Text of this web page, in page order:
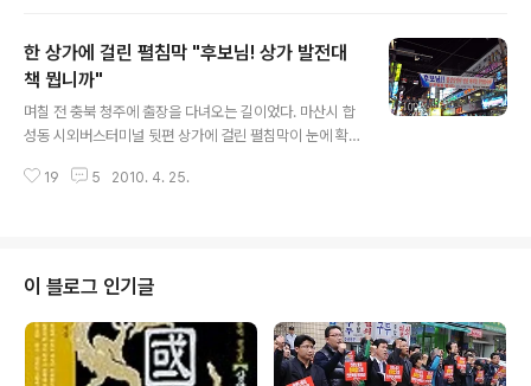
시를 타게 되었습니다. 이 택시 기사 님에 따르면 마산 창원
에 전체 택시 대수가 약 4500대쯤 되는데, 대략 1000대
가까이 최근들어 카드결제기를 달았다고 하더군요. 그 중
에서도 개인택시들이 모여서 만든 브랜드택시인 '영콜'은
법인택시 중에서도 창원콜택시가 이걸 설치했다고 하더군
한 상가에 걸린 펼침막 "후보님! 상가 발전대
책 뭡니까"
며칠 전 충북 청주에 출장을 다녀오는 길이었다. 마산시 합
성동 시외버스터미널 뒷편 상가에 걸린 펼침막이 눈에 확
내리고 사진을 찍었다. "후보님, 합성상권의 발전대책은 무
자 자신의 처지에서 가장 도움이 될만한 후보자를 가려낼
수 있는 방법 중 하나였기 때문이다. 합성상가번영회처럼
상인들은 자신의 상점이 있는 상가를 발전시켜줄 후보자를
찾고, 농민들은 농민의 입장을 대변해줄 후보자를 찾고, 노
동자는 노동자의 권리보장에 앞장서는 후보, 대학생들은
19 5 2010. 4. 25.
이 블로그 인기글